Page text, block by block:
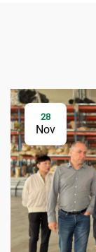
28
Nov